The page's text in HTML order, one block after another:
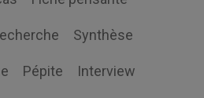
Synthèse
Pépite Interview